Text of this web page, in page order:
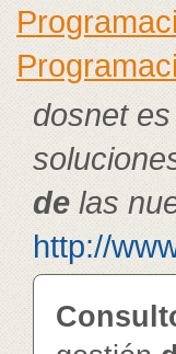
dosnet
delas
http://